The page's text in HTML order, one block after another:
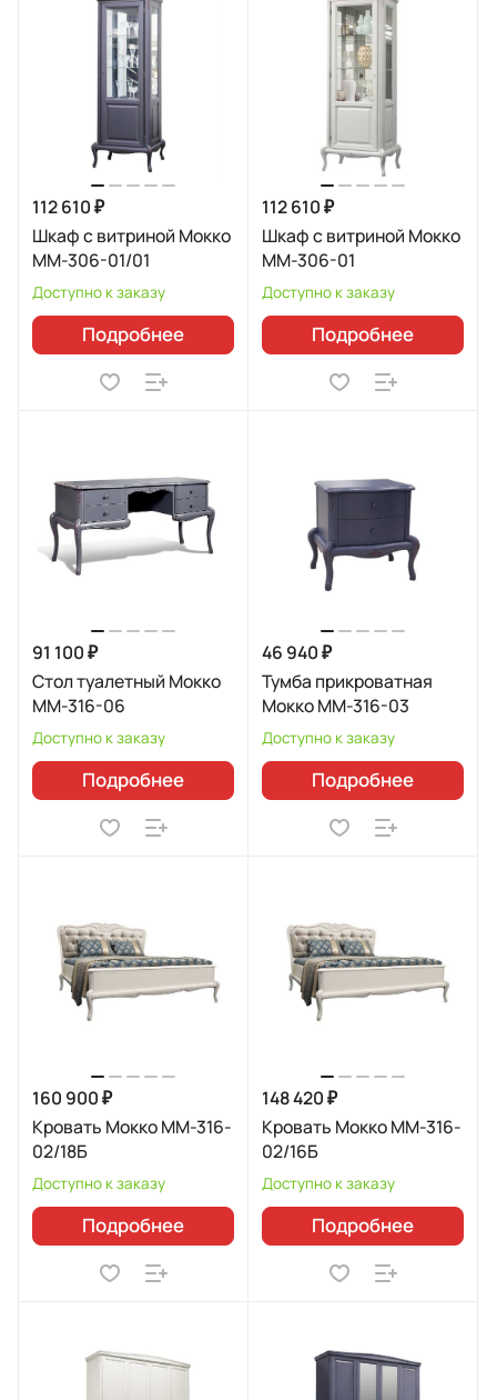
112 610 ₽
Шкаф с витриной Мокко
ММ-306-01/01
Доступно к заказу
Подробнее
112 610 ₽
Шкаф с витриной Мокко
ММ-306-01
Доступно к заказу
Подробнее
91 100 ₽
Стол туалетный Мокко
ММ-316-06
Доступно к заказу
Подробнее
46 940 ₽
Тумба прикроватная
Мокко ММ-316-03
Доступно к заказу
Подробнее
160 900 ₽
Кровать Мокко ММ-316-
02/18Б
Доступно к заказу
Подробнее
148 420 ₽
Кровать Мокко ММ-316-
02/16Б
Доступно к заказу
Подробнее